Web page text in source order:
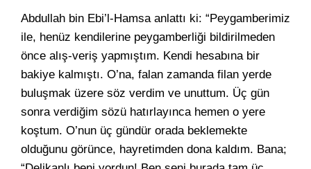
Abdullah bin Ebi’l-Hamsa anlattı ki: “Peygamberimiz
ile, henüz kendilerine peygamberliği bildirilmeden
önce alış-veriş yapmıştım. Kendi hesabına bir
bakiye kalmıştı. O’na, falan zamanda filan yerde
buluşmak üzere söz verdim ve unuttum. Üç gün
sonra verdiğim sözü hatırlayınca hemen o yere
koştum. O’nun üç gündür orada beklemekte
olduğunu görünce, hayretimden dona kaldım. Bana;